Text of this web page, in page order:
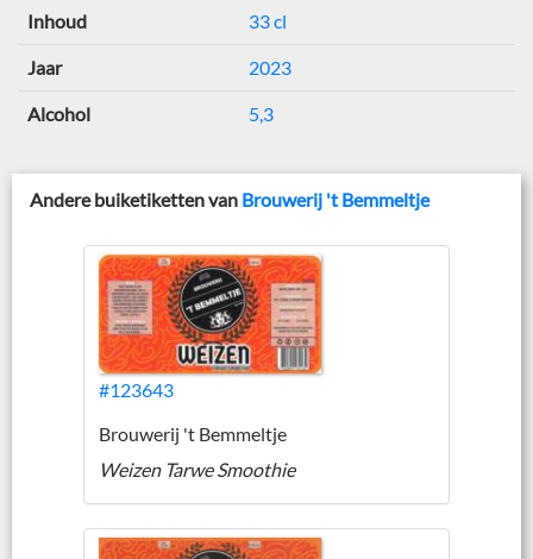
Inhoud 33 cl
Jaar 2023
Alcohol 5,3
Andere buiketiketten van Brouwerij 't Bemmeltje
#123643
Brouwerij 't Bemmeltje
Weizen Tarwe Smoothie